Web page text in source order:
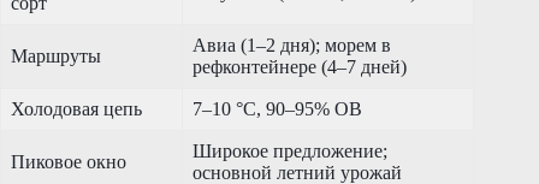
Маршруты
Авиа (1–2 дня); морем в
рефконтейнере (4–7 дней)
Холодовая цепь 7–10 °C, 90–95% ОВ
Пиковое окно
Широкое предложение;
основной летний урожай